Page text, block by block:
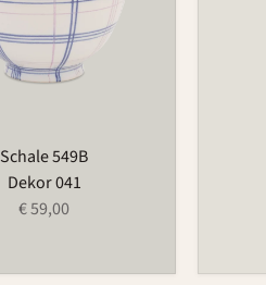
Schale 549B
Dekor 041
€ 59,00